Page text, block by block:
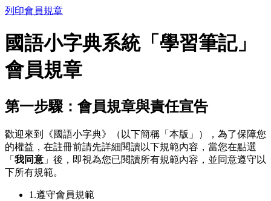
列印會員規章
國語小字典系統「學習筆記」
會員規章
第一步驟：會員規章與責任宣告
歡迎來到《國語小字典》（以下簡稱「本版」），為了保障您
的權益，在註冊前請先詳細閱讀以下規範內容，當您在點選
「 我同意 」後，即視為您已閱讀所有規範內容，並同意遵守以
下所有規範。
1.遵守會員規範